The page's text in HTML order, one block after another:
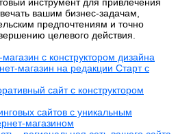
вашим бизнес-задачам,
предпочтениям и точно
целевого действия.
с конструктором дизайна
магазин на редакции Старт с
сайт с конструктором
сайтов с уникальным
магазином